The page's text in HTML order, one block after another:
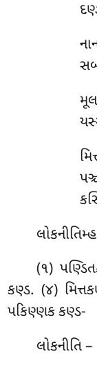
(૧)
કણ્ડ. (૪)
પકિણ્ણક કણ્ડ-
લોકનીતિ –